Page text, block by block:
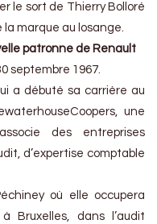
le sort de Thierry Bolloré
la marque au losange.
patronne de Renault
septembre 1967.
a débuté sa carrière au
une
des entreprises
d’expertise comptable
où elle occupera
Bruxelles, dans l’audit